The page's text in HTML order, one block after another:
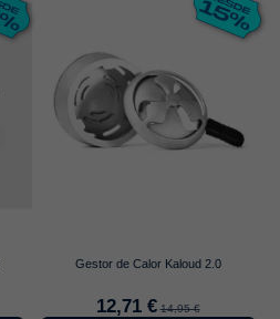
Gestor de Calor Kaloud 2.0
12,71 € 14,95 €